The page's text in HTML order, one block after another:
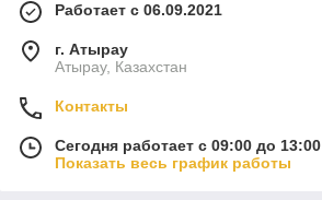
Работает с 06.09.2021
г. Атырау
Атырау, Казахстан
Контакты
Сегодня работает с 09:00 до 13:00
Показать весь график работы